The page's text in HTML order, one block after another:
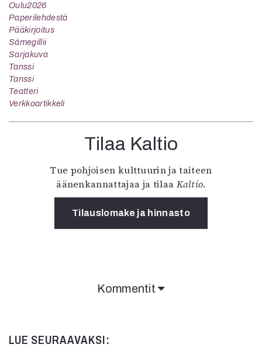
Oulu2026
Paperilehdestä
Pääkirjoitus
Sámegillii
Sarjakuva
Tanssi
Tanssi
Teatteri
Verkkoartikkeli
Tilaa Kaltio
Tue pohjoisen kulttuurin ja taiteen
äänenkannattajaa ja tilaa Kaltio.
Tilauslomake ja hinnasto
Kommentit
LUE SEURAAVAKSI: